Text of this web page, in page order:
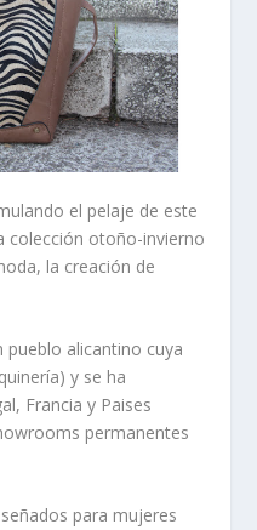
el pelaje de este
colección otoño-invierno
la creación de
pueblo alicantino cuya
y se ha
Francia y Paises
permanentes
para mujeres